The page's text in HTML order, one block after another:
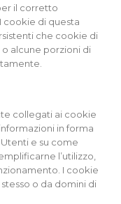
il corretto
cookie di questa
che cookie di
o alcune porzioni di
collegati ai cookie
in forma
e su come
l’utilizzo,
I cookie
o da domini di